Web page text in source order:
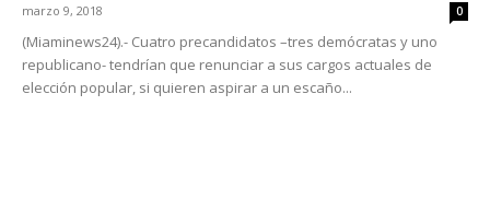
marzo 9, 2018 0
(Miaminews24).- Cuatro precandidatos –tres demócratas y uno
republicano- tendrían que renunciar a sus cargos actuales de
elección popular, si quieren aspirar a un escaño...